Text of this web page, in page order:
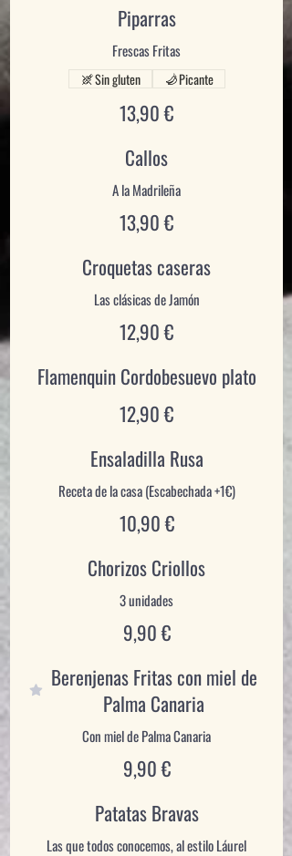
Piparras
Frescas Fritas
13,90 €
Sin gluten Picante
Callos
A la Madrileña
13,90 €
Croquetas caseras
12,90 €
Flamenquin Cordobesuevo plato
12,90 €
Ensaladilla Rusa
Receta de la casa (Escabechada +1€)
10,90 €
Chorizos Criollos
9,90 €
Berenjenas Fritas con miel de
Palma Canaria
Con miel de Palma Canaria
9,90 €
Patatas Bravas
Las que todos conocemos, al estilo Láurel